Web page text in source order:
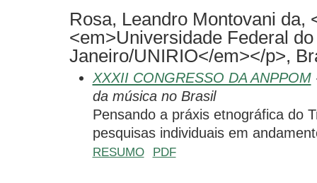
Rosa, Leandro Montovani da,
<em>Universidade Federal
Janeiro/UNIRIO</em></p>,
XXXII CONGRESSO DA ANPPOM
da música no Brasil
Pensando a práxis etnográfica do
pesquisas individuais em
RESUMO PDF